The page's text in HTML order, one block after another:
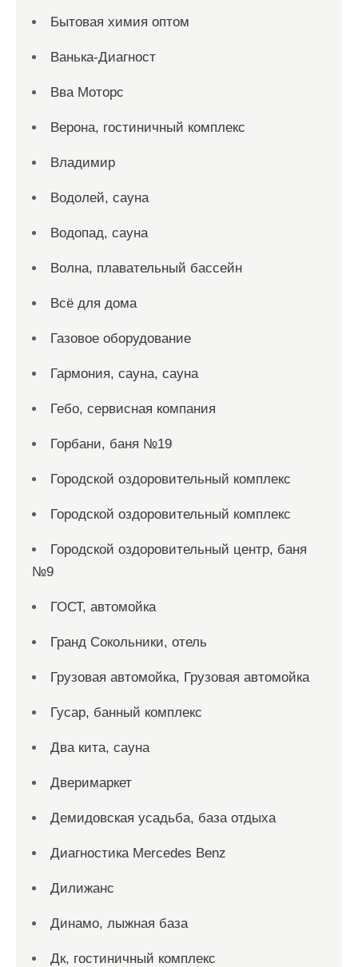
Бытовая химия оптом
Ванька-Диагност
Вва Моторс
Верона, гостиничный комплекс
Владимир
Водолей, сауна
Водопад, сауна
Волна, плавательный бассейн
Всё для дома
Газовое оборудование
Гармония, сауна, сауна
Гебо, сервисная компания
Горбани, баня №19
Городской оздоровительный комплекс
Городской оздоровительный комплекс
Городской оздоровительный центр, баня
№9
ГОСТ, автомойка
Гранд Сокольники, отель
Грузовая автомойка, Грузовая автомойка
Гусар, банный комплекс
Два кита, сауна
Дверимаркет
Демидовская усадьба, база отдыха
Диагностика Mercedes Benz
Дилижанс
Динамо, лыжная база
Дк, гостиничный комплекс